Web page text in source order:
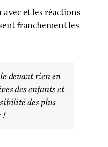
avec et les réactions
franchement les
devant rien en
des enfants et
des plus
!